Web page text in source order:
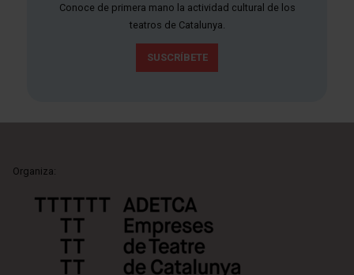
Conoce de primera mano la actividad cultural de los
teatros de Catalunya.
SUSCRÍBETE
Organiza: